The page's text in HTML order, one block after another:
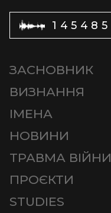
145485
ЗАСНОВНИК
ВИЗНАННЯ
ІМЕНА
НОВИНИ
ТРАВМА ВІЙНИ
ПРОЄКТИ
STUDIES